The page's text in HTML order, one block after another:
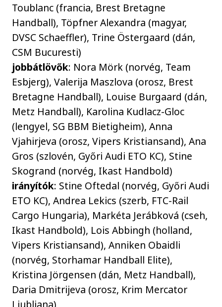
Toublanc (francia, Brest Bretagne
Handball), Töpfner Alexandra (magyar,
DVSC Schaeffler), Trine Östergaard (dán,
CSM Bucuresti)
jobbátlövők: Nora Mörk (norvég, Team
Esbjerg), Valerija Maszlova (orosz, Brest
Bretagne Handball), Louise Burgaard (dán,
Metz Handball), Karolina Kudlacz-Gloc
(lengyel, SG BBM Bietigheim), Anna
Vjahirjeva (orosz, Vipers Kristiansand), Ana
Gros (szlovén, Győri Audi ETO KC), Stine
Skogrand (norvég, Ikast Handbold)
irányítók: Stine Oftedal (norvég, Győri Audi
ETO KC), Andrea Lekics (szerb, FTC-Rail
Cargo Hungaria), Markéta Jerábková (cseh,
Ikast Handbold), Lois Abbingh (holland,
Vipers Kristiansand), Anniken Obaidli
(norvég, Storhamar Handball Elite),
Kristina Jörgensen (dán, Metz Handball),
Daria Dmitrijeva (orosz, Krim Mercator
Ljubljana)